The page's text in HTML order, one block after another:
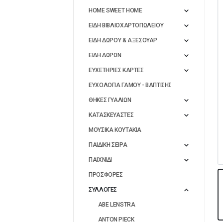
HOME SWEET HOME
ΕΙΔΗ ΒΙΒΛΙΟΧΑΡΤΟΠΩΛΕΙΟΥ
ΕΙΔΗ ΔΩΡΟΥ & ΑΞΕΣΟΥΑΡ
ΕΙΔΗ ΔΩΡΩΝ
ΕΥΧΕΤΗΡΙΕΣ ΚΑΡΤΕΣ
ΕΥΧΟΛΟΓΙΑ ΓΑΜΟΥ - ΒΑΠΤΙΣΗΣ
ΘΗΚΕΣ ΓΥΑΛΙΩΝ
ΚΑΤΑΣΚΕΥΑΣΤΕΣ
ΜΟΥΣΙΚΑ ΚΟΥΤΑΚΙΑ
ΠΑΙΔΙΚΗ ΣΕΙΡΑ
ΠΑΙΧΝΙΔΙ
ΠΡΟΣΦΟΡΕΣ
ΣΥΛΛΟΓΕΣ
ABE LENSTRA
ANTON PIECK